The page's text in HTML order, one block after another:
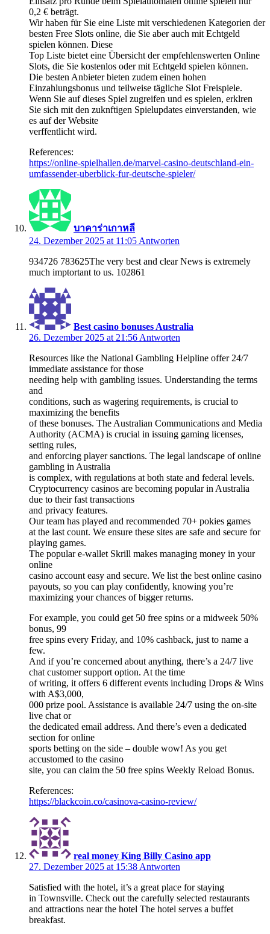
0,2 € beträgt.
Wir haben für Sie eine Liste mit verschiedenen Kategorien der
besten Free Slots online, die Sie aber auch mit Echtgeld
spielen können. Diese
Top Liste bietet eine Übersicht der empfehlenswerten Online
Slots, die Sie kostenlos oder mit Echtgeld spielen können.
Die besten Anbieter bieten zudem einen hohen
Einzahlungsbonus und teilweise tägliche Slot Freispiele.
Wenn Sie auf dieses Spiel zugreifen und es spielen, erklren
Sie sich mit den zuknftigen Spielupdates einverstanden, wie
es auf der Website
verffentlicht wird.
References:
https://online-spielhallen.de/marvel-casino-deutschland-ein-
umfassender-uberblick-fur-deutsche-spieler/
บาคาร่าเกาหลี
24. Dezember 2025 at 11:05 Antworten
934726 783625The very best and clear News is extremely
much imptortant to us. 102861
Best casino bonuses Australia
26. Dezember 2025 at 21:56 Antworten
Resources like the National Gambling Helpline offer 24/7
immediate assistance for those
needing help with gambling issues. Understanding the terms
and
conditions, such as wagering requirements, is crucial to
maximizing the benefits
of these bonuses. The Australian Communications and Media
Authority (ACMA) is crucial in issuing gaming licenses,
setting rules,
and enforcing player sanctions. The legal landscape of online
gambling in Australia
is complex, with regulations at both state and federal levels.
Cryptocurrency casinos are becoming popular in Australia
due to their fast transactions
and privacy features.
Our team has played and recommended 70+ pokies games
at the last count. We ensure these sites are safe and secure for
playing games.
The popular e-wallet Skrill makes managing money in your
online
casino account easy and secure. We list the best online casino
payouts, so you can play confidently, knowing you’re
maximizing your chances of bigger returns.
For example, you could get 50 free spins or a midweek 50%
bonus, 99
free spins every Friday, and 10% cashback, just to name a
few.
And if you’re concerned about anything, there’s a 24/7 live
chat customer support option. At the time
of writing, it offers 6 different events including Drops & Wins
with A$3,000,
000 prize pool. Assistance is available 24/7 using the on-site
live chat or
the dedicated email address. And there’s even a dedicated
section for online
sports betting on the side – double wow! As you get
accustomed to the casino
site, you can claim the 50 free spins Weekly Reload Bonus.
References:
https://blackcoin.co/casinova-casino-review/
real money King Billy Casino app
27. Dezember 2025 at 15:38 Antworten
Satisfied with the hotel, it’s a great place for staying
in Townsville. Check out the carefully selected restaurants
and attractions near the hotel The hotel serves a buffet
breakfast.